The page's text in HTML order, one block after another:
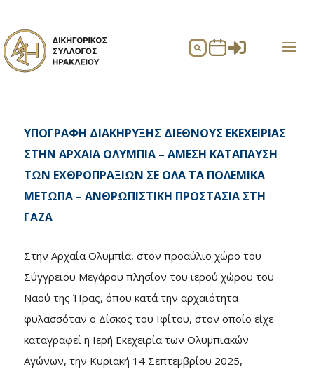
 
ΥΠΟΓΡΑΦΗ ΔΙΑΚΗΡΥΞΗΣ ΔΙΕΘΝΟΥΣ ΕΚΕΧΕΙΡΙΑΣ
ΣΤΗΝ ΑΡΧΑΙΑ ΟΛΥΜΠΙΑ – ΑΜΕΣΗ ΚΑΤΑΠΑΥΣΗ
ΤΩΝ ΕΧΘΡΟΠΡΑΞΙΩΝ ΣΕ ΟΛΑ ΤΑ ΠΟΛΕΜΙΚΑ
ΜΕΤΩΠΑ – ΑΝΘΡΩΠΙΣΤΙΚΗ ΠΡΟΣΤΑΣΙΑ ΣΤΗ
ΓΑΖΑ
Στην Αρχαία Ολυμπία, στον προαύλιο χώρο του
Σύγγρειου Μεγάρου πλησίον του ιερού χώρου του
Ναού της Ήρας, όπου κατά την αρχαιότητα
φυλασσόταν ο Δίσκος του Ιφίτου, στον οποίο είχε
καταγραφεί η Ιερή Εκεχειρία των Ολυμπιακών
Αγώνων, την Κυριακή 14 Σεπτεμβρίου 2025,